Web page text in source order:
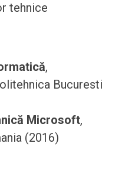
tehnice
,
Bucuresti
Microsoft,
(2016)